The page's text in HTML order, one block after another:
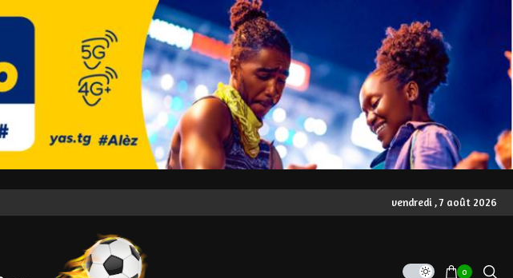
vendredi , 7 août 2026
0